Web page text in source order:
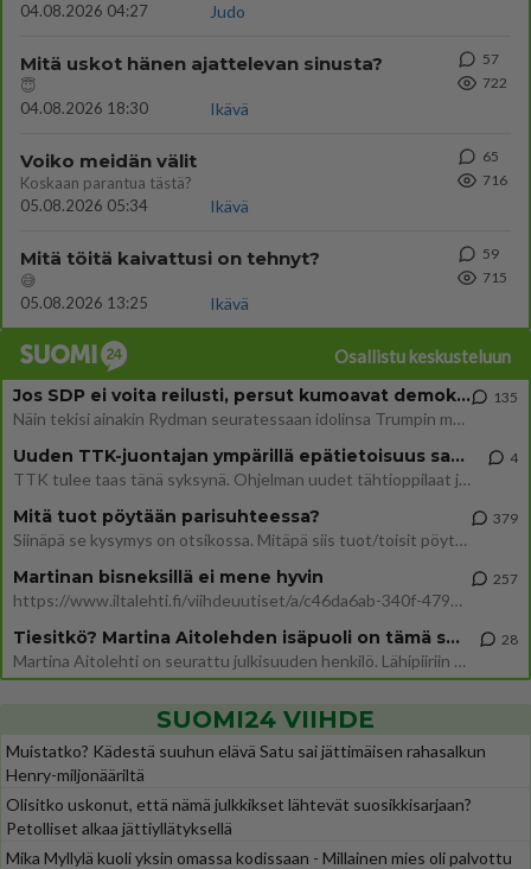
04.08.2026 04:27
Judo
Mitä uskot hänen ajattelevan sinusta?
😇
04.08.2026 18:30
Ikävä
57
722
Voiko meidän välit
Koskaan parantua tästä?
05.08.2026 05:34
Ikävä
65
716
Mitä töitä kaivattusi on tehnyt?
😅
05.08.2026 13:25
Ikävä
59
715
Osallistu keskusteluun
Jos SDP ei voita reilusti, persut kumoavat demokratian Suomesta
Näin tekisi ainakin Rydman seuratessaan idolinsa Trumpin mallia https://www.is.fi/politiikka/art-2000012187244.html
135
Uuden TTK-juontajan ympärillä epätietoisuus sakenee - Nyt MTV hämmentää soppaa
TTK tulee taas tänä syksynä. Ohjelman uudet tähtioppilaat julkistetaan torstaina 6. elokuuta klo 14 alkavassa lehdistö
4
Mitä tuot pöytään parisuhteessa?
Siinäpä se kysymys on otsikossa. Mitäpä siis tuot/toisit pöytään parisuhteessa? Oletko mies vai nainen? Koetko sen mitä
379
Martinan bisneksillä ei mene hyvin
https://www.iltalehti.fi/viihdeuutiset/a/c46da6ab-340f-4790-aaa7-0865eed2336 Yrityksen konkurssihakemus on tullut kärä
257
Tiesitkö? Martina Aitolehden isäpuoli on tämä suosittu laulaja
Martina Aitolehti on seurattu julkisuuden henkilö. Lähipiiriin mahtuu muitakin tunnettuja henkilöitä. Tiesitkö, että Ma
28
SUOMI24 VIIHDE
Muistatko? Kädestä suuhun elävä Satu sai jättimäisen rahasalkun
Henry-miljonääriltä
Olisitko uskonut, että nämä julkkikset lähtevät suosikkisarjaan?
Petolliset alkaa jättiyllätyksellä
Mika Myllylä kuoli yksin omassa kodissaan - Millainen mies oli palvottu